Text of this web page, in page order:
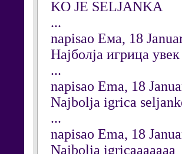
KO JE SELJANKA
...
napisao Eма, 18
Најболја игрица
...
napisao Ema, 18
Najbolja igrica
...
napisao Ema, 18
Najbolja igricaaaaaaa